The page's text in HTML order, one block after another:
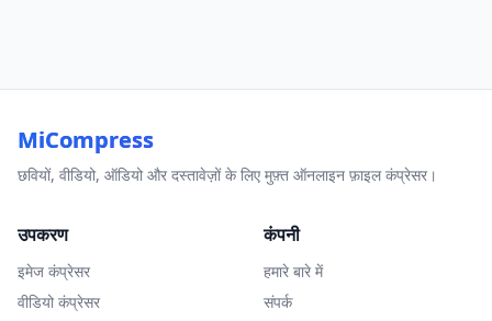
MiCompress
छवियों, वीडियो, ऑडियो और दस्तावेज़ों के लिए मुफ़्त ऑनलाइन फ़ाइल कंप्रेसर।
उपकरण
इमेज कंप्रेसर
वीडियो कंप्रेसर
कंपनी
हमारे बारे में
संपर्क